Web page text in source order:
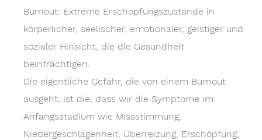
Burnout: Extreme Erschöpfungszustände in
körperlicher, seelischer, emotionaler, geistiger und
sozialer Hinsicht, die die Gesundheit
beinträchtigen.
Die eigentliche Gefahr, die von einem Burnout
ausgeht, ist die, dass wir die Symptome im
Anfangsstadium wie Missstimmung,
Niedergeschlagenheit, Überreizung, Erschöpfung,